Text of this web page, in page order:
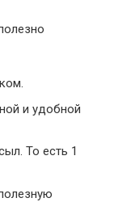
и удобной
То есть 1